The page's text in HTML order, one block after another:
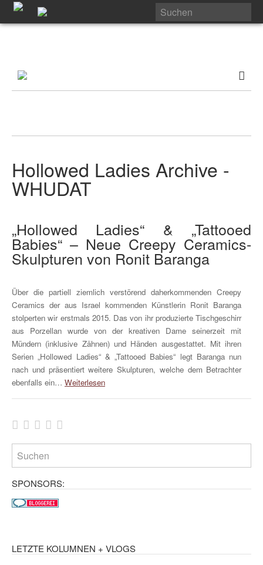
Hollowed Ladies Archive -
WHUDAT
„Hollowed Ladies“ & „Tattooed
Babies“ – Neue Creepy Ceramics-
Skulpturen von Ronit Baranga
Über die partiell ziemlich verstörend daherkommenden Creepy
Ceramics der aus Israel kommenden Künstlerin Ronit Baranga
stolperten wir erstmals 2015. Das von ihr produzierte Tischgeschirr
aus Porzellan wurde von der kreativen Dame seinerzeit mit
Mündern (inklusive Zähnen) und Händen ausgestattet. Mit ihren
Serien „Hollowed Ladies“ & „Tattooed Babies“ legt Baranga nun
nach und präsentiert weitere Skulpturen, welche dem Betrachter
ebenfalls ein… Weiterlesen
SPONSORS:
LETZTE KOLUMNEN + VLOGS